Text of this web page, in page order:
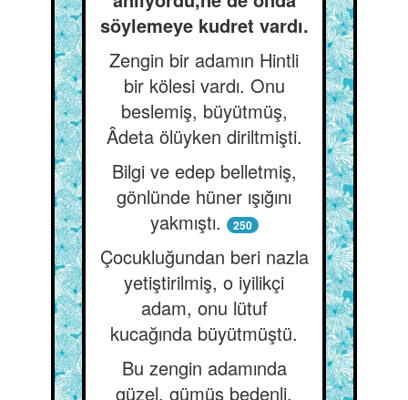
söylemeye kudret vardı.
Zengin bir adamın Hintli
bir kölesi vardı. Onu
beslemiş, büyütmüş,
Âdeta ölüyken diriltmişti.
Bilgi ve edep belletmiş,
gönlünde hüner ışığını
yakmıştı.
250
Çocukluğundan beri nazla
yetiştirilmiş, o iyilikçi
adam, onu lütuf
kucağında büyütmüştü.
Bu zengin adamında
güzel, gümüş bedenli,